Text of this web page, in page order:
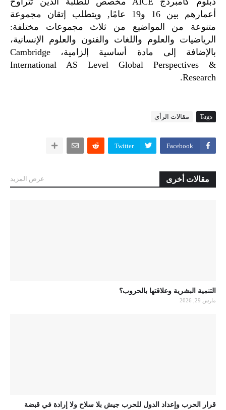
أعمارهم بين 16 و19 عامًا, ويتطلب إتقان مجموعة
متنوعة من المواضيع من ثلاث مجموعات مختلفة:
الرياضيات والعلوم واللغات والفنون والعلوم الإنسانية،
بالإضافة إلى مادة أساسية إلزامية، Cambridge
International AS Level Global Perspectives &
Research.
Tags مقالات الرأي
Facebook
Twitter
مقالات أخرى عرض المزيد
التنمية البشرية وعلاقتها بالحروب؟
مارس 29, 2026
قرار الحرب وإعداد الدول للحرب جيش بلا سلاح ولا إرادة في قبضة